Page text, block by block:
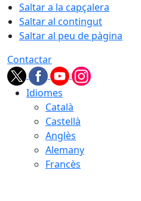
Saltar a la capçalera
Saltar al contingut
Saltar al peu de pàgina
Contactar
Idiomes
Català
Castellà
Anglès
Alemany
Francès